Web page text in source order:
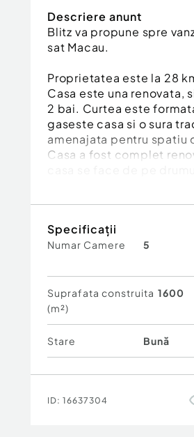
Descriere anunt
Blitz va propune spre
sat Macau.
Proprietatea este la 28
Casa este una renovata,
2 bai. Curtea este
gaseste casa si o sura
amenajata pentru spatiu
Casa a fost complet
Proprietatea este
Va asteptam la vizionare!
Cod ofertă / ID BLITZ:
Id intern: P154462
Număr Băi:2
Specificații
Numar Camere 5
Suprafata construita
(m²)
1600
Stare Bună
ID: 16637304